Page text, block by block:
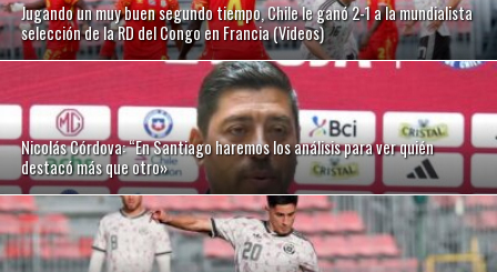
Jugando un muy buen segundo tiempo, Chile le ganó 2-1 a la mundialista
selección de la RD del Congo en Francia (Videos)
Nicolás Córdova: “En Santiago haremos los análisis para ver quién
destacó más que otro»